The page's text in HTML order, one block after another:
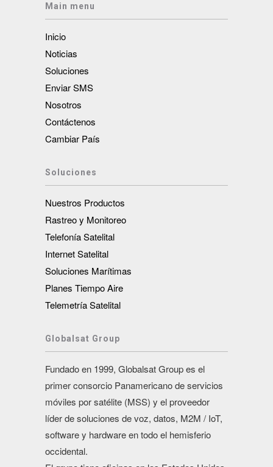
Main menu
Inicio
Noticias
Soluciones
Enviar SMS
Nosotros
Contáctenos
Cambiar País
Soluciones
Nuestros Productos
Rastreo y Monitoreo
Telefonía Satelital
Internet Satelital
Soluciones Marítimas
Planes Tiempo Aire
Telemetría Satelital
Globalsat Group
Fundado en 1999, Globalsat Group es el
primer consorcio Panamericano de servicios
móviles por satélite (MSS) y el proveedor
líder de soluciones de voz, datos, M2M / IoT,
software y hardware en todo el hemisferio
occidental.